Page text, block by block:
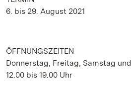
6. bis 29. August 2021
ÖFFNUNGSZEITEN
Donnerstag, Freitag, Samstag
12.00 bis 19.00 Uhr